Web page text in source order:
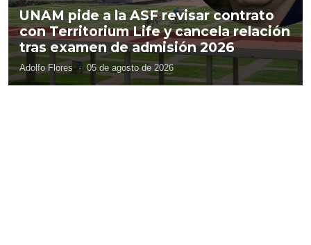
UNAM pide a la ASF revisar contrato
con Territorium Life y cancela relación
tras examen de admisión 2026
Adolfo Flores · 05 de agosto de 2026